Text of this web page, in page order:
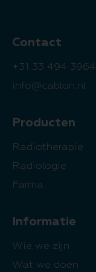
Contact
+31 33 494 3964
info@cablon.nl
Producten
Radiotherapie
Radiologie
Farma
Informatie
Wie we zijn
Wat we doen